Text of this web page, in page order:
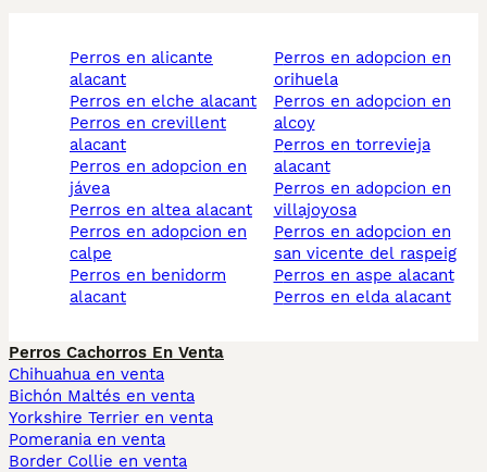
perros en alicante
alacant
perros en elche alacant
perros en crevillent
alacant
perros en adopcion en
jávea
perros en altea alacant
perros en adopcion en
calpe
perros en benidorm
alacant
perros en adopcion en
orihuela
perros en adopcion en
alcoy
perros en torrevieja
alacant
perros en adopcion en
villajoyosa
perros en adopcion en
san vicente del raspeig
perros en aspe alacant
perros en elda alacant
Perros Cachorros En Venta
Chihuahua en venta
Bichón Maltés en venta
Yorkshire Terrier en venta
Pomerania en venta
Border Collie en venta